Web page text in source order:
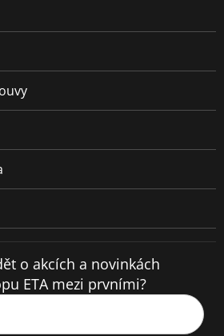
o akcích a novinkách
ETA mezi prvními?